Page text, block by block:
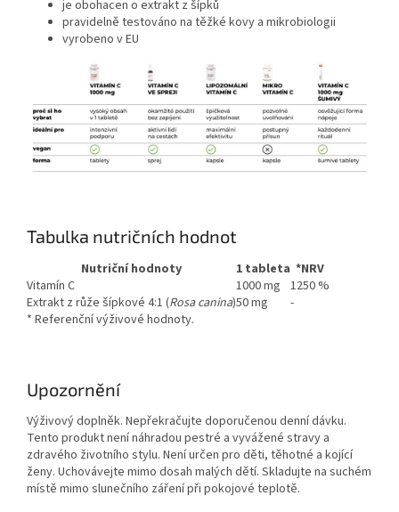
je obohacen o extrakt z šípků
pravidelně testováno na těžké kovy a mikrobiologii
vyrobeno v EU
Tabulka nutričních hodnot
Nutriční hodnoty 1 tableta *NRV
Vitamín C
1000 mg 1250 %
Extrakt z růže šípkové 4:1 (Rosa canina)50 mg
-
* Referenční výživové hodnoty.
Upozornění
Výživový doplněk. Nepřekračujte doporučenou denní dávku.
Tento produkt není náhradou pestré a vyvážené stravy a
zdravého životního stylu. Není určen pro děti, těhotné a kojící
ženy. Uchovávejte mimo dosah malých dětí. Skladujte na suchém
místě mimo slunečního záření při pokojové teplotě.